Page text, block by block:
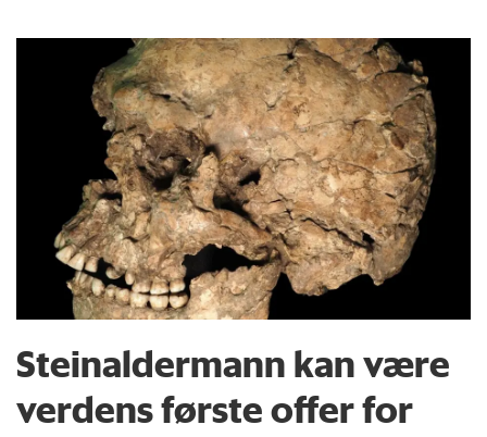
Steinaldermann kan være
verdens første offer for